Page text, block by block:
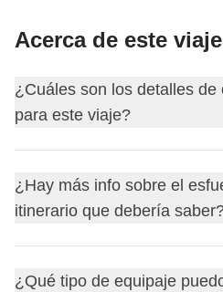
Acerca de este viaje
¿Cuáles son los detalles de
para este viaje?
Este viaje comienza en A
encontramos a las
18:00
Así podrás empezar a conocer
¿Hay más info sobre el
itinerario que debería
Las excursiones son sencillas y
¿Qué tipo de equipaje